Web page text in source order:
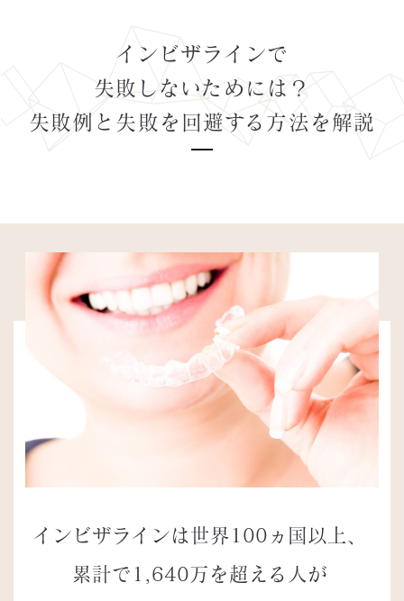
インビザラインで
失敗しないためには？
失敗例と失敗を回避する方法を解説
インビザラインは世界100ヵ国以上、
累計で1,640万を超える人が